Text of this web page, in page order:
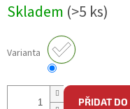
cena:
Skladem (>5 ks)
Varianta
PŘIDAT